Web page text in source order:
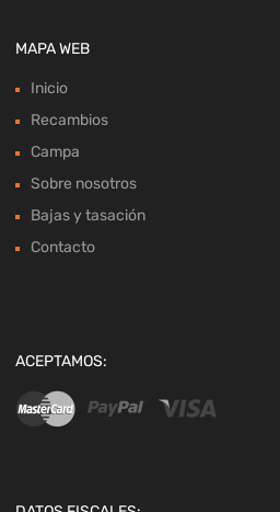
MAPA WEB
Inicio
Recambios
Campa
Sobre nosotros
Bajas y tasación
Contacto
ACEPTAMOS: